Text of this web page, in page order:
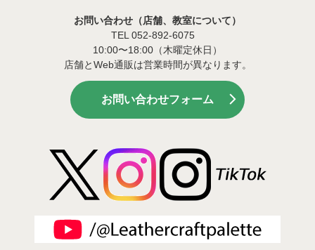
お問い合わせ（店舗、教室について）
TEL 052-892-6075
10:00〜18:00（木曜定休日）
店舗とWeb通販は営業時間が異なります。
お問い合わせフォーム